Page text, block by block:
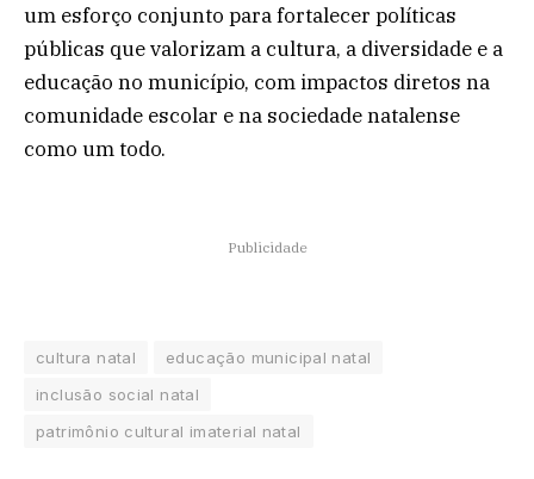
um esforço conjunto para fortalecer políticas
públicas que valorizam a cultura, a diversidade e a
educação no município, com impactos diretos na
comunidade escolar e na sociedade natalense
como um todo.
Publicidade
cultura natal
educação municipal natal
inclusão social natal
patrimônio cultural imaterial natal